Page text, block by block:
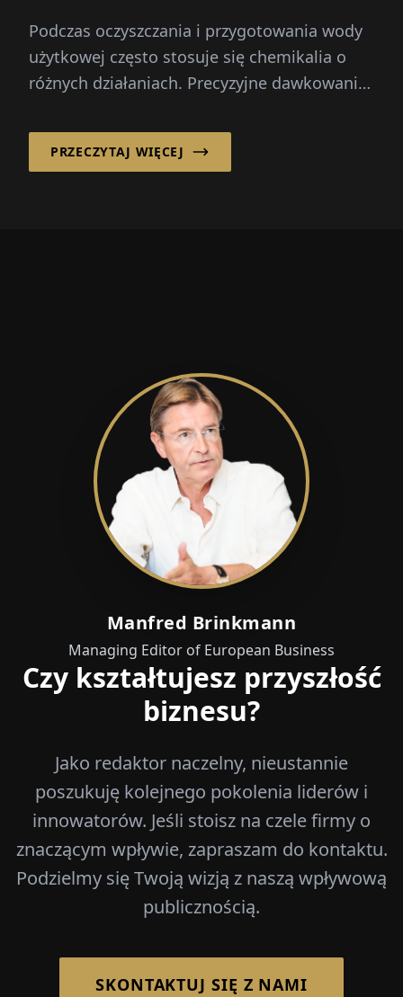
Podczas oczyszczania i przygotowania wody
użytkowej często stosuje się chemikalia o
różnych działaniach. Precyzyjne dawkowanie
PRZECZYTAJ WIĘCEJ
Manfred Brinkmann
Managing Editor of European Business
Czy kształtujesz przyszłość
biznesu?
Jako redaktor naczelny, nieustannie
poszukuję kolejnego pokolenia liderów i
innowatorów. Jeśli stoisz na czele firmy o
znaczącym wpływie, zapraszam do kontaktu.
Podzielmy się Twoją wizją z naszą wpływową
publicznością.
SKONTAKTUJ SIĘ Z NAMI